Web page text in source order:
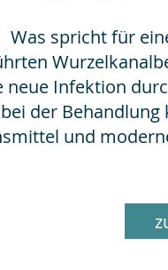
Was spricht für
Infektion
der
und